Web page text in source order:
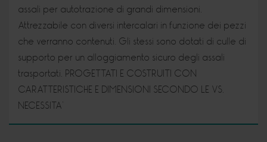
assali per autotrazione di grandi dimensioni.
Attrezzabile con diversi intercalari in funzione dei pezzi
che verranno contenuti. Gli stessi sono dotati di culle di
supporto per un alloggiamento sicuro degli assali
trasportati. PROGETTATI E COSTRUITI CON
CARATTERISTICHE E DIMENSIONI SECONDO LE VS.
NECESSITA’